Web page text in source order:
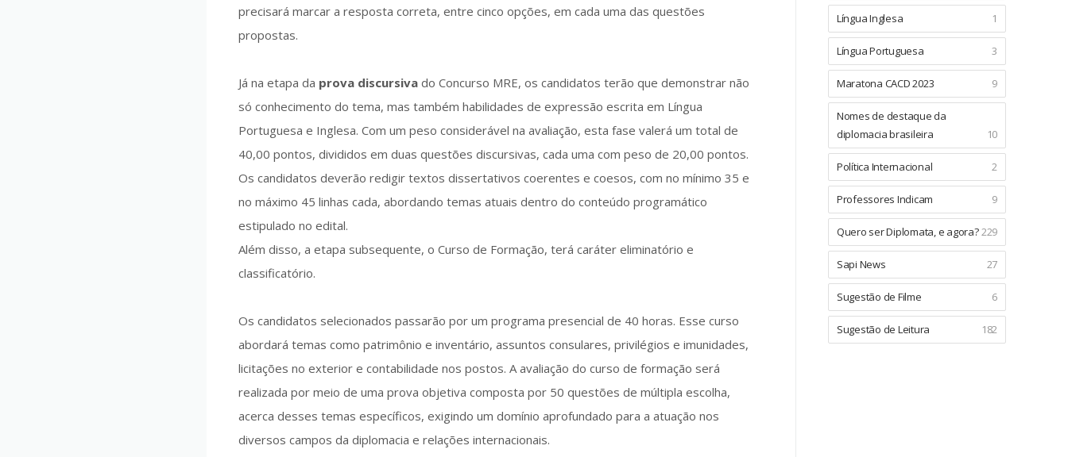
precisará marcar a resposta correta, entre cinco opções, em cada uma das questões
propostas.
Já na etapa da prova discursiva do Concurso MRE, os candidatos terão que demonstrar não
só conhecimento do tema, mas também habilidades de expressão escrita em Língua
Portuguesa e Inglesa. Com um peso considerável na avaliação, esta fase valerá um total de
40,00 pontos, divididos em duas questões discursivas, cada uma com peso de 20,00 pontos.
Os candidatos deverão redigir textos dissertativos coerentes e coesos, com no mínimo 35 e
no máximo 45 linhas cada, abordando temas atuais dentro do conteúdo programático
estipulado no edital.
Além disso, a etapa subsequente, o Curso de Formação, terá caráter eliminatório e
classificatório.
Os candidatos selecionados passarão por um programa presencial de 40 horas. Esse curso
abordará temas como patrimônio e inventário, assuntos consulares, privilégios e imunidades,
licitações no exterior e contabilidade nos postos. A avaliação do curso de formação será
realizada por meio de uma prova objetiva composta por 50 questões de múltipla escolha,
acerca desses temas específicos, exigindo um domínio aprofundado para a atuação nos
diversos campos da diplomacia e relações internacionais.
Língua Inglesa 1
Língua Portuguesa 3
Maratona CACD 2023 9
Nomes de destaque da
diplomacia brasileira
10
Política Internacional 2
Professores Indicam 9
Quero ser Diplomata, e agora?229
Sapi News 27
Sugestão de Filme 6
Sugestão de Leitura 182